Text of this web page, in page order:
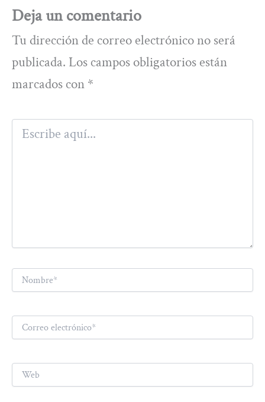
Deja un comentario
Tu dirección de correo electrónico no será
publicada. Los campos obligatorios están
marcados con *
Escribe
aquí...
Correo
electrónico*
Web